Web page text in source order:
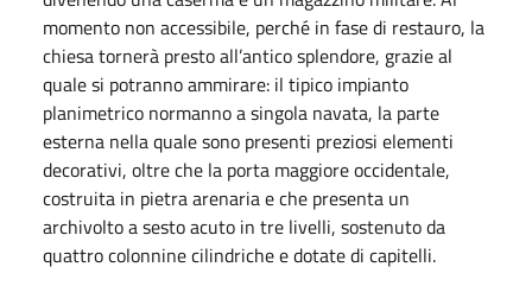
momento non accessibile, perché in fase di restauro, la
chiesa tornerà presto all’antico splendore, grazie al
quale si potranno ammirare: il tipico impianto
planimetrico normanno a singola navata, la parte
esterna nella quale sono presenti preziosi elementi
decorativi, oltre che la porta maggiore occidentale,
costruita in pietra arenaria e che presenta un
archivolto a sesto acuto in tre livelli, sostenuto da
quattro colonnine cilindriche e dotate di capitelli.